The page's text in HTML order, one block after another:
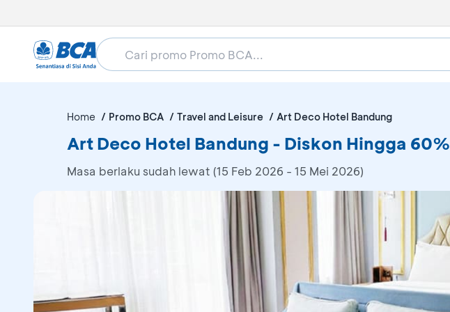
Home Promo BCA Travel and Leisure Art Deco Hotel Bandung
Art Deco Hotel Bandung - Diskon Hingga 60%
Masa berlaku sudah lewat (15 Feb 2026 - 15 Mei 2026)